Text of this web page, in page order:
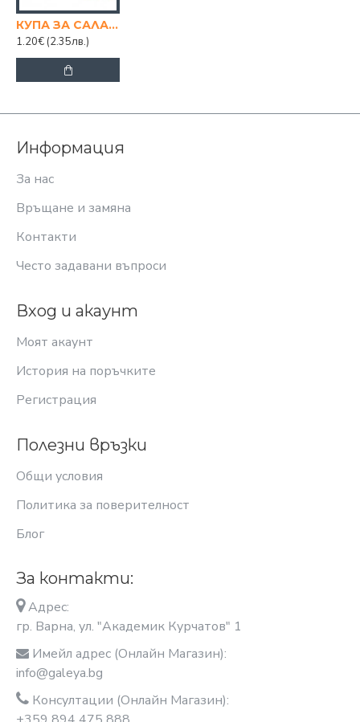
КУПА ЗА САЛАТА ПВЦ
1.20€ (2.35лв.)
Информация
За нас
Връщане и замяна
Контакти
Често задавани въпроси
Вход и акаунт
Моят акаунт
История на поръчките
Регистрация
Полезни връзки
Общи условия
Политика за поверителност
Блог
За контакти:
Адрес:
гр. Варна, ул. "Академик Курчатов" 1
Имейл адрес (Онлайн Магазин):
info@galeya.bg
Консултации (Онлайн Магазин):